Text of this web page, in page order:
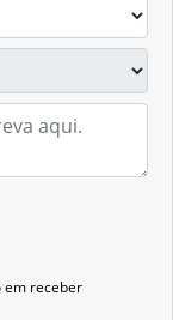
em receber